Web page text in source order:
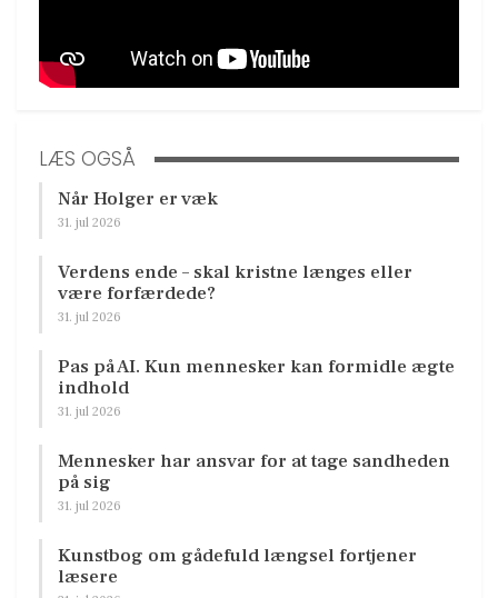
LÆS OGSÅ
Når Holger er væk
31. jul 2026
Verdens ende – skal kristne længes eller
være forfærdede?
31. jul 2026
Pas på AI. Kun mennesker kan formidle ægte
indhold
31. jul 2026
Mennesker har ansvar for at tage sandheden
på sig
31. jul 2026
Kunstbog om gådefuld længsel fortjener
læsere